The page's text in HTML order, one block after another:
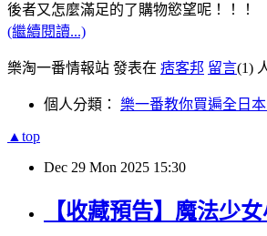
後者又怎麼滿足的了購物慾望呢！！！
(繼續閱讀...)
樂淘一番情報站 發表在 痞客邦 留言(1)
個人分類： 樂一番教你買遍全日本
▲top
Dec 29 Mon 2025 15:30
【收藏預告】魔法少